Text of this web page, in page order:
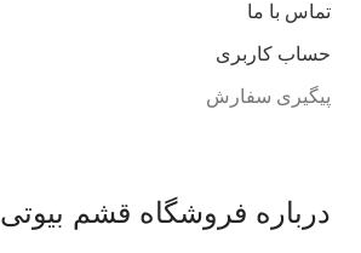
تماس با ما
حساب کاربری
پیگیری سفارش
درباره فروشگاه قشم بیوتی